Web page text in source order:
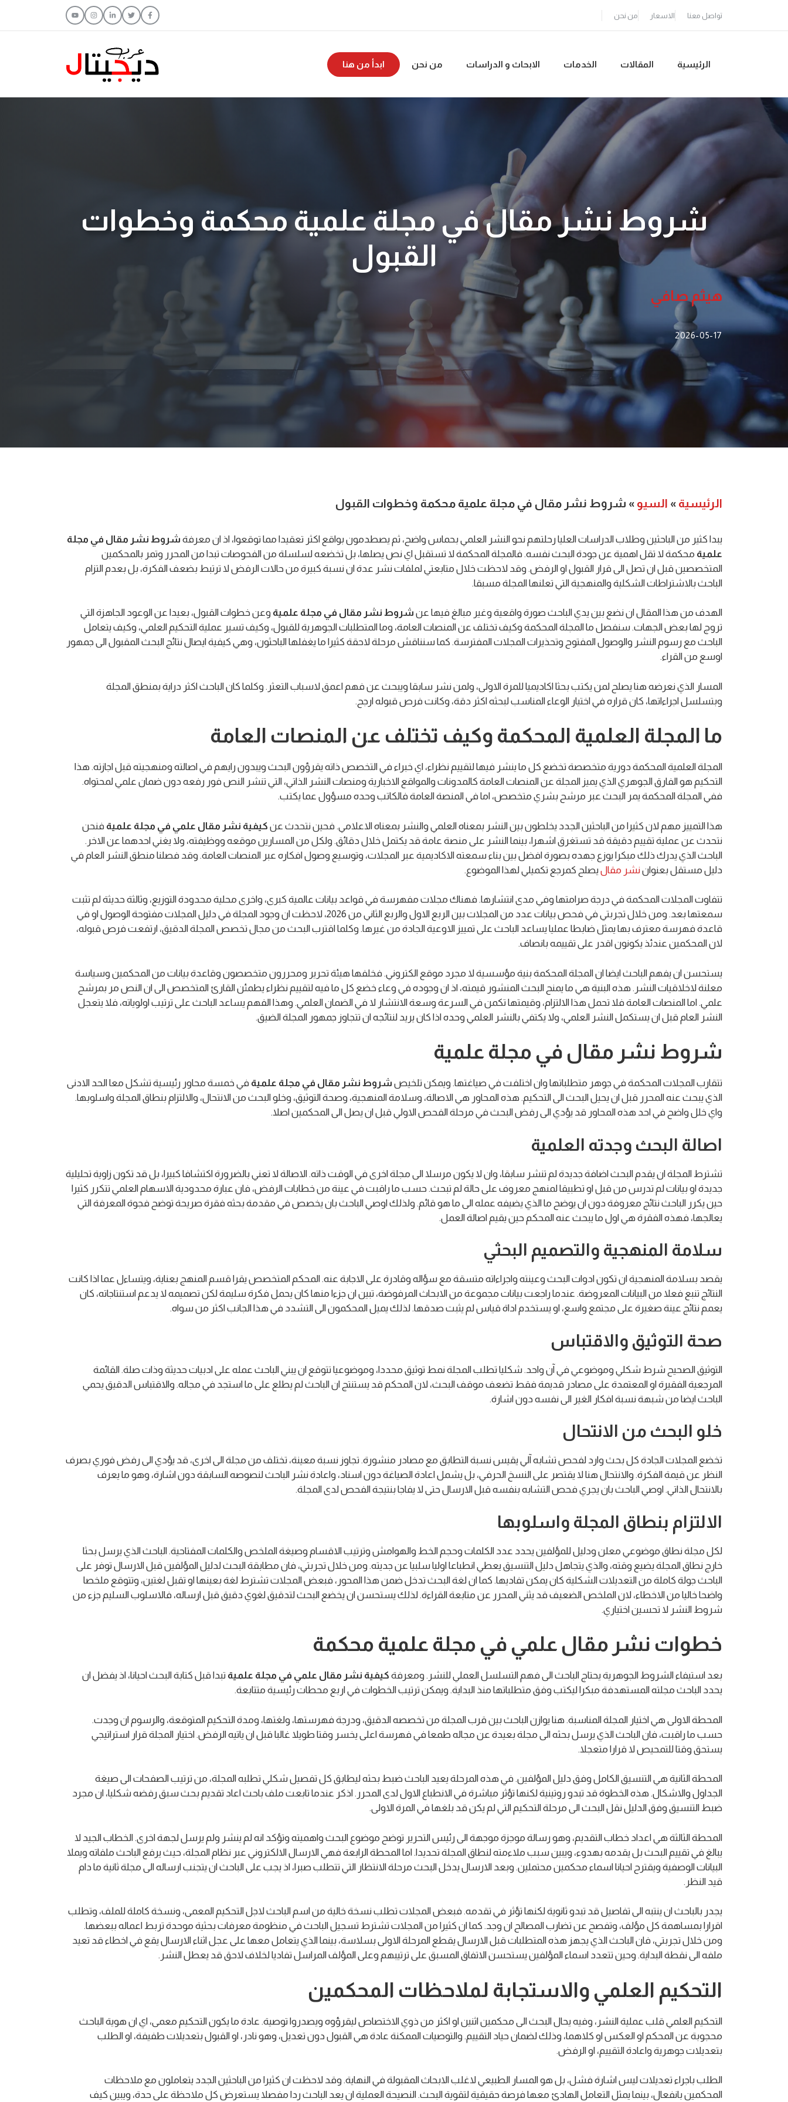
تواصل معنا الاسعار من نحن
الرئيسية المقالات الخدمات الابحاث و الدراسات من نحن ابدأ من هنا
شروط نشر مقال في مجلة علمية محكمة وخطوات
القبول
هيثم صافي
2026-05-17
الرئيسية » السيو » شروط نشر مقال في مجلة علمية محكمة وخطوات القبول
يبدا كثير من الباحثين وطلاب الدراسات العليا رحلتهم نحو النشر العلمي بحماس واضح، ثم يصطدمون بواقع اكثر تعقيدا مما توقعوا، اذ ان معرفة شروط نشر مقال في مجلة
علمية محكمة لا تقل اهمية عن جودة البحث نفسه. فالمجلة المحكمة لا تستقبل اي نص يصلها، بل تخضعه لسلسلة من الفحوصات تبدا من المحرر وتمر بالمحكمين
المتخصصين قبل ان تصل الى قرار القبول او الرفض. وقد لاحظت خلال متابعتي لملفات نشر عدة ان نسبة كبيرة من حالات الرفض لا ترتبط بضعف الفكرة، بل بعدم التزام
الباحث بالاشتراطات الشكلية والمنهجية التي تعلنها المجلة مسبقا.
الهدف من هذا المقال ان نضع بين يدي الباحث صورة واقعية وغير مبالغ فيها عن شروط نشر مقال في مجلة علمية وعن خطوات القبول، بعيدا عن الوعود الجاهزة التي
تروج لها بعض الجهات. سنفصل ما المجلة المحكمة وكيف تختلف عن المنصات العامة، وما المتطلبات الجوهرية للقبول، وكيف تسير عملية التحكيم العلمي، وكيف يتعامل
الباحث مع رسوم النشر والوصول المفتوح وتحذيرات المجلات المفترسة. كما سنناقش مرحلة لاحقة كثيرا ما يغفلها الباحثون، وهي كيفية ايصال نتائج البحث المقبول الى جمهور
اوسع من القراء.
المسار الذي نعرضه هنا يصلح لمن يكتب بحثا اكاديميا للمرة الاولى، ولمن نشر سابقا ويبحث عن فهم اعمق لاسباب التعثر. وكلما كان الباحث اكثر دراية بمنطق المجلة
وبتسلسل اجراءاتها، كان قراره في اختيار الوعاء المناسب لبحثه اكثر دقة، وكانت فرص قبوله ارجح.
ما المجلة العلمية المحكمة وكيف تختلف عن المنصات العامة
المجلة العلمية المحكمة دورية متخصصة تخضع كل ما ينشر فيها لتقييم نظراء، اي خبراء في التخصص ذاته يقرؤون البحث ويبدون رايهم في اصالته ومنهجيته قبل اجازته. هذا
التحكيم هو الفارق الجوهري الذي يميز المجلة عن المنصات العامة كالمدونات والمواقع الاخبارية ومنصات النشر الذاتي، التي تنشر النص فور رفعه دون ضمان علمي لمحتواه.
ففي المجلة المحكمة يمر البحث عبر مرشح بشري متخصص، اما في المنصة العامة فالكاتب وحده مسؤول عما يكتب.
هذا التمييز مهم لان كثيرا من الباحثين الجدد يخلطون بين النشر بمعناه العلمي والنشر بمعناه الاعلامي. فحين نتحدث عن كيفية نشر مقال علمي في مجلة علمية فنحن
نتحدث عن عملية تقييم دقيقة قد تستغرق اشهرا، بينما النشر على منصة عامة قد يكتمل خلال دقائق. ولكل من المسارين موقعه ووظيفته، ولا يغني احدهما عن الاخر.
الباحث الذي يدرك ذلك مبكرا يوزع جهده بصورة افضل بين بناء سمعته الاكاديمية عبر المجلات، وتوسيع وصول افكاره عبر المنصات العامة. وقد فصلنا منطق النشر العام في
دليل مستقل بعنواننشر مقاليصلح كمرجع تكميلي لهذا الموضوع.
تتفاوت المجلات المحكمة في درجة صرامتها وفي مدى انتشارها. فهناك مجلات مفهرسة في قواعد بيانات عالمية كبرى، واخرى محلية محدودة التوزيع، وثالثة حديثة لم تثبت
سمعتها بعد. ومن خلال تجربتي في فحص بيانات عدد من المجلات بين الربع الاول والربع الثاني من 2026، لاحظت ان وجود المجلة في دليل المجلات مفتوحة الوصول او في
قاعدة فهرسة معترف بها يمثل ضابطا عمليا يساعد الباحث على تمييز الاوعية الجادة من غيرها. وكلما اقترب البحث من مجال تخصص المجلة الدقيق، ارتفعت فرص قبوله،
لان المحكمين عندئذ يكونون اقدر على تقييمه بانصاف.
يستحسن ان يفهم الباحث ايضا ان المجلة المحكمة بنية مؤسسية لا مجرد موقع الكتروني. فخلفها هيئة تحرير ومحررون متخصصون وقاعدة بيانات من المحكمين وسياسة
معلنة لاخلاقيات النشر. هذه البنية هي ما يمنح البحث المنشور قيمته، اذ ان وجوده في وعاء خضع كل ما فيه لتقييم نظراء يطمئن القارئ المتخصص الى ان النص مر بمرشح
علمي. اما المنصات العامة فلا تحمل هذا الالتزام، وقيمتها تكمن في السرعة وسعة الانتشار لا في الضمان العلمي. وهذا الفهم يساعد الباحث على ترتيب اولوياته، فلا يتعجل
النشر العام قبل ان يستكمل النشر العلمي، ولا يكتفي بالنشر العلمي وحده اذا كان يريد لنتائجه ان تتجاوز جمهور المجلة الضيق.
شروط نشر مقال في مجلة علمية
تتقارب المجلات المحكمة في جوهر متطلباتها وان اختلفت في صياغتها. ويمكن تلخيص شروط نشر مقال في مجلة علمية في خمسة محاور رئيسية تشكل معا الحد الادنى
الذي يبحث عنه المحرر قبل ان يحيل البحث الى التحكيم. هذه المحاور هي الاصالة، وسلامة المنهجية، وصحة التوثيق، وخلو البحث من الانتحال، والالتزام بنطاق المجلة واسلوبها.
واي خلل واضح في احد هذه المحاور قد يؤدي الى رفض البحث في مرحلة الفحص الاولي قبل ان يصل الى المحكمين اصلا.
اصالة البحث وجدته العلمية
تشترط المجلة ان يقدم البحث اضافة جديدة لم تنشر سابقا، وان لا يكون مرسلا الى مجلة اخرى في الوقت ذاته. الاصالة لا تعني بالضرورة اكتشافا كبيرا، بل قد تكون زاوية تحليلية
جديدة او بيانات لم تدرس من قبل او تطبيقا لمنهج معروف على حالة لم تبحث. حسب ما راقبت في عينة من خطابات الرفض، فان عبارة محدودية الاسهام العلمي تتكرر كثيرا
حين يكرر الباحث نتائج معروفة دون ان يوضح ما الذي يضيفه عمله الى ما هو قائم. ولذلك اوصي الباحث بان يخصص في مقدمة بحثه فقرة صريحة توضح فجوة المعرفة التي
يعالجها، فهذه الفقرة هي اول ما يبحث عنه المحكم حين يقيم اصالة العمل.
سلامة المنهجية والتصميم البحثي
يقصد بسلامة المنهجية ان تكون ادوات البحث وعينته واجراءاته متسقة مع سؤاله وقادرة على الاجابة عنه. المحكم المتخصص يقرا قسم المنهج بعناية، ويتساءل عما اذا كانت
النتائج تنبع فعلا من البيانات المعروضة. عندما راجعت بيانات مجموعة من الابحاث المرفوضة، تبين ان جزءا منها كان يحمل فكرة سليمة لكن تصميمه لا يدعم استنتاجاته، كان
يعمم نتائج عينة صغيرة على مجتمع واسع، او يستخدم اداة قياس لم يثبت صدقها. لذلك يميل المحكمون الى التشدد في هذا الجانب اكثر من سواه.
صحة التوثيق والاقتباس
التوثيق الصحيح شرط شكلي وموضوعي في آن واحد. شكليا تطلب المجلة نمط توثيق محددا، وموضوعيا تتوقع ان يبني الباحث عمله على ادبيات حديثة وذات صلة. القائمة
المرجعية الفقيرة او المعتمدة على مصادر قديمة فقط تضعف موقف البحث، لان المحكم قد يستنتج ان الباحث لم يطلع على ما استجد في مجاله. والاقتباس الدقيق يحمي
الباحث ايضا من شبهة نسبة افكار الغير الى نفسه دون اشارة.
خلو البحث من الانتحال
تخضع المجلات الجادة كل بحث وارد لفحص تشابه آلي يقيس نسبة التطابق مع مصادر منشورة. تجاوز نسبة معينة، تختلف من مجلة الى اخرى، قد يؤدي الى رفض فوري بصرف
النظر عن قيمة الفكرة. والانتحال هنا لا يقتصر على النسخ الحرفي، بل يشمل اعادة الصياغة دون اسناد، واعادة نشر الباحث لنصوصه السابقة دون اشارة، وهو ما يعرف
بالانتحال الذاتي. اوصي الباحث بان يجري فحص التشابه بنفسه قبل الارسال حتى لا يفاجا بنتيجة الفحص لدى المجلة.
الالتزام بنطاق المجلة واسلوبها
لكل مجلة نطاق موضوعي معلن ودليل للمؤلفين يحدد عدد الكلمات وحجم الخط والهوامش وترتيب الاقسام وصيغة الملخص والكلمات المفتاحية. الباحث الذي يرسل بحثا
خارج نطاق المجلة يضيع وقته، والذي يتجاهل دليل التنسيق يعطي انطباعا اوليا سلبيا عن جديته. ومن خلال تجربتي، فان مطابقة البحث لدليل المؤلفين قبل الارسال توفر على
الباحث جولة كاملة من التعديلات الشكلية كان يمكن تفاديها. كما ان لغة البحث تدخل ضمن هذا المحور، فبعض المجلات تشترط لغة بعينها او تقبل لغتين، وتتوقع ملخصا
واضحا خاليا من الاخطاء، لان الملخص الضعيف قد يثني المحرر عن متابعة القراءة. لذلك يستحسن ان يخضع البحث لتدقيق لغوي دقيق قبل ارساله، فالاسلوب السليم جزء من
شروط النشر لا تحسين اختياري.
خطوات نشر مقال علمي في مجلة علمية محكمة
بعد استيفاء الشروط الجوهرية يحتاج الباحث الى فهم التسلسل العملي للنشر. ومعرفة كيفية نشر مقال علمي في مجلة علمية تبدا قبل كتابة البحث احيانا، اذ يفضل ان
يحدد الباحث مجلته المستهدفة مبكرا ليكتب وفق متطلباتها منذ البداية. ويمكن ترتيب الخطوات في اربع محطات رئيسية متتابعة.
المحطة الاولى هي اختيار المجلة المناسبة. هنا يوازن الباحث بين قرب المجلة من تخصصه الدقيق، ودرجة فهرستها، ولغتها، ومدة التحكيم المتوقعة، والرسوم ان وجدت.
حسب ما راقبت، فان الباحث الذي يرسل بحثه الى مجلة بعيدة عن مجاله طمعا في فهرسة اعلى يخسر وقتا طويلا غالبا قبل ان ياتيه الرفض. اختيار المجلة قرار استراتيجي
يستحق وقتا للتمحيص لا قرارا متعجلا.
المحطة الثانية هي التنسيق الكامل وفق دليل المؤلفين. في هذه المرحلة يعيد الباحث ضبط بحثه ليطابق كل تفصيل شكلي تطلبه المجلة، من ترتيب الصفحات الى صيغة
الجداول والاشكال. هذه الخطوة قد تبدو روتينية لكنها تؤثر مباشرة في الانطباع الاول لدى المحرر. اذكر عندما تابعت ملف باحث اعاد تقديم بحث سبق رفضه شكليا، ان مجرد
ضبط التنسيق وفق الدليل نقل البحث الى مرحلة التحكيم التي لم يكن قد بلغها في المرة الاولى.
المحطة الثالثة هي اعداد خطاب التقديم، وهو رسالة موجزة موجهة الى رئيس التحرير توضح موضوع البحث واهميته وتؤكد انه لم ينشر ولم يرسل لجهة اخرى. الخطاب الجيد لا
يبالغ في تقييم البحث بل يقدمه بهدوء، ويبين سبب ملاءمته لنطاق المجلة تحديدا. اما المحطة الرابعة فهي الارسال الالكتروني عبر نظام المجلة، حيث يرفع الباحث ملفاته ويملا
البيانات الوصفية ويقترح احيانا اسماء محكمين محتملين. وبعد الارسال يدخل البحث مرحلة الانتظار التي تتطلب صبرا، اذ يجب على الباحث ان يتجنب ارساله الى مجلة ثانية ما دام
قيد النظر.
يجدر بالباحث ان ينتبه الى تفاصيل قد تبدو ثانوية لكنها تؤثر في تقدمه. فبعض المجلات تطلب نسخة خالية من اسم الباحث لاجل التحكيم المعمى، ونسخة كاملة للملف، وتطلب
اقرارا بمساهمة كل مؤلف، وتفصح عن تضارب المصالح ان وجد. كما ان كثيرا من المجلات تشترط تسجيل الباحث في منظومة معرفات بحثية موحدة تربط اعماله ببعضها.
ومن خلال تجربتي، فان الباحث الذي يجهز هذه المتطلبات قبل الارسال يقطع المرحلة الاولى بسلاسة، بينما الذي يتعامل معها على عجل اثناء الارسال يقع في اخطاء قد تعيد
ملفه الى نقطة البداية. وحين تتعدد اسماء المؤلفين يستحسن الاتفاق المسبق على ترتيبهم وعلى المؤلف المراسل تفاديا لخلاف لاحق قد يعطل النشر.
التحكيم العلمي والاستجابة لملاحظات المحكمين
التحكيم العلمي قلب عملية النشر، وفيه يحال البحث الى محكمين اثنين او اكثر من ذوي الاختصاص ليقرؤوه ويصدروا توصية. عادة ما يكون التحكيم معمى، اي ان هوية الباحث
محجوبة عن المحكم او العكس او كلاهما، وذلك لضمان حياد التقييم. والتوصيات الممكنة عادة هي القبول دون تعديل، وهو نادر، او القبول بتعديلات طفيفة، او الطلب
بتعديلات جوهرية واعادة التقييم، او الرفض.
الطلب باجراء تعديلات ليس اشارة فشل، بل هو المسار الطبيعي لاغلب الابحاث المقبولة في النهاية. وقد لاحظت ان كثيرا من الباحثين الجدد يتعاملون مع ملاحظات
المحكمين بانفعال، بينما يمثل التعامل الهادئ معها فرصة حقيقية لتقوية البحث. النصيحة العملية ان يعد الباحث ردا مفصلا يستعرض كل ملاحظة على حدة، ويبين كيف